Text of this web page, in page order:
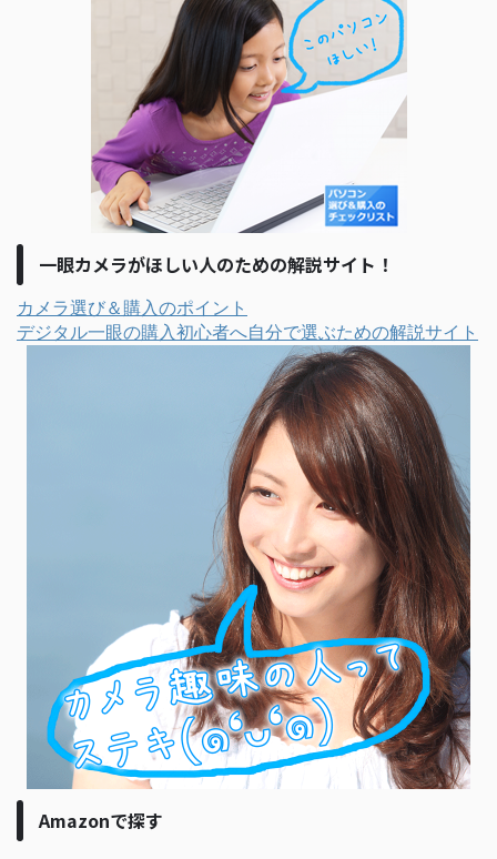
一眼カメラがほしい人のための解説サイト！
カメラ選び＆購入のポイント
デジタル一眼の購入初心者へ自分で選ぶための解説サイト
Amazonで探す